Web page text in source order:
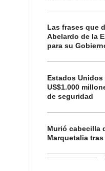
Las frases que
Abelardo de la
para su
Estados
US$1.000
de seguridad
Murió cabecilla
Marquetalia